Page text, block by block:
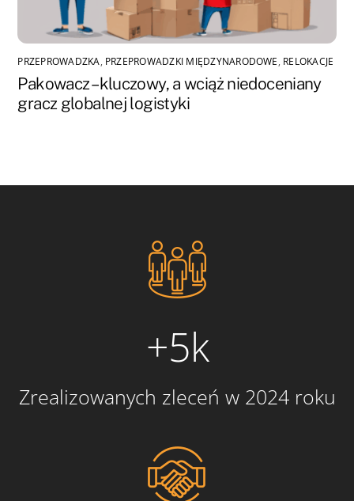
PRZEPROWADZKA, PRZEPROWADZKI MIĘDZYNARODOWE, RELOKACJE
Pakowacz – kluczowy, a wciąż niedoceniany
gracz globalnej logistyki
+5k
Zrealizowanych zleceń w 2024 roku